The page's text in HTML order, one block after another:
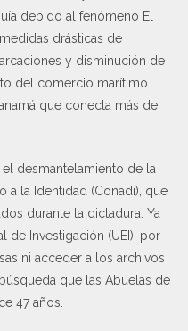
debido al fenómeno El
drásticas de
y disminución de
del comercio marítimo
que conecta más de
desmantelamiento de la
a la Identidad (Conadi), que
durante la dictadura. Ya
de Investigación (UEI), por
ni acceder a los archivos
que las Abuelas de
47 años.